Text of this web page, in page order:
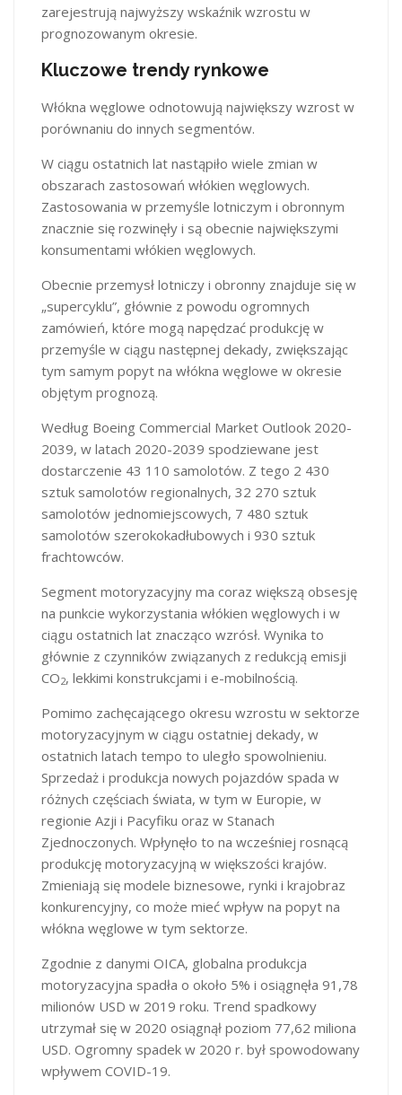
zarejestrują najwyższy wskaźnik wzrostu w
prognozowanym okresie.
Kluczowe trendy rynkowe
Włókna węglowe odnotowują największy wzrost w
porównaniu do innych segmentów.
W ciągu ostatnich lat nastąpiło wiele zmian w
obszarach zastosowań włókien węglowych.
Zastosowania w przemyśle lotniczym i obronnym
znacznie się rozwinęły i są obecnie największymi
konsumentami włókien węglowych.
Obecnie przemysł lotniczy i obronny znajduje się w
„supercyklu”, głównie z powodu ogromnych
zamówień, które mogą napędzać produkcję w
przemyśle w ciągu następnej dekady, zwiększając
tym samym popyt na włókna węglowe w okresie
objętym prognozą.
Według Boeing Commercial Market Outlook 2020-
2039, w latach 2020-2039 spodziewane jest
dostarczenie 43 110 samolotów. Z tego 2 430
sztuk samolotów regionalnych, 32 270 sztuk
samolotów jednomiejscowych, 7 480 sztuk
samolotów szerokokadłubowych i 930 sztuk
frachtowców.
Segment motoryzacyjny ma coraz większą obsesję
na punkcie wykorzystania włókien węglowych i w
ciągu ostatnich lat znacząco wzrósł. Wynika to
głównie z czynników związanych z redukcją emisji
CO2, lekkimi konstrukcjami i e-mobilnością.
Pomimo zachęcającego okresu wzrostu w sektorze
motoryzacyjnym w ciągu ostatniej dekady, w
ostatnich latach tempo to uległo spowolnieniu.
Sprzedaż i produkcja nowych pojazdów spada w
różnych częściach świata, w tym w Europie, w
regionie Azji i Pacyfiku oraz w Stanach
Zjednoczonych. Wpłynęło to na wcześniej rosnącą
produkcję motoryzacyjną w większości krajów.
Zmieniają się modele biznesowe, rynki i krajobraz
konkurencyjny, co może mieć wpływ na popyt na
włókna węglowe w tym sektorze.
Zgodnie z danymi OICA, globalna produkcja
motoryzacyjna spadła o około 5% i osiągnęła 91,78
milionów USD w 2019 roku. Trend spadkowy
utrzymał się w 2020 osiągnął poziom 77,62 miliona
USD. Ogromny spadek w 2020 r. był spowodowany
wpływem COVID-19.